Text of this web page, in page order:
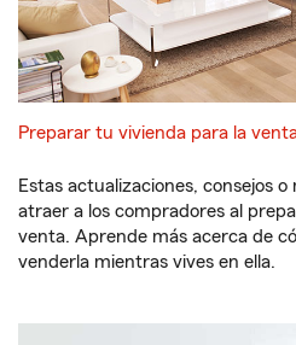
Preparar tu vivienda para la
Estas actualizaciones, consejos
atraer a los compradores al
venta. Aprende más acerca de
venderla mientras vives en ella.